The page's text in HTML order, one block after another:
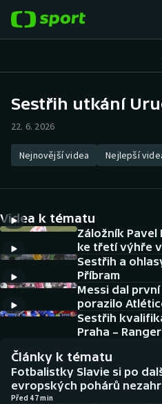
Hokej
Tenis
Atletika
Cyklistika
DALŠÍ SPORTY
Americký fotbal
Baseball a softbal
Basketbal
Biatlon
NEPŘEHLÉDNĚTE
Soutěže
Historické návraty
Aplikace ČT sport
Sestřih utkání
22. 6. 2026
Nejnovější videa Nejlepší
Videa k tématu
Záložník Pavel
ke třetí výhře
Sestřih a
Příbram
Messi dal
porazilo
Sestřih
Praha –
Články k tématu
Fotbalistky Slavie si po
evropských pohárů
Před 47 min